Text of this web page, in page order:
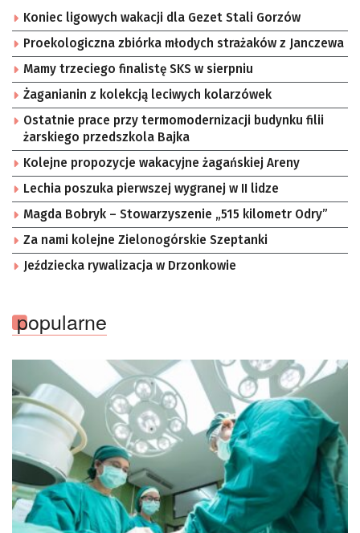
Koniec ligowych wakacji dla Gezet Stali Gorzów
Proekologiczna zbiórka młodych strażaków z Janczewa
Mamy trzeciego finalistę SKS w sierpniu
Żaganianin z kolekcją leciwych kolarzówek
Ostatnie prace przy termomodernizacji budynku filii
żarskiego przedszkola Bajka
Kolejne propozycje wakacyjne żagańskiej Areny
Lechia poszuka pierwszej wygranej w II lidze
Magda Bobryk – Stowarzyszenie „515 kilometr Odry”
Za nami kolejne Zielonogórskie Szeptanki
Jeździecka rywalizacja w Drzonkowie
popularne